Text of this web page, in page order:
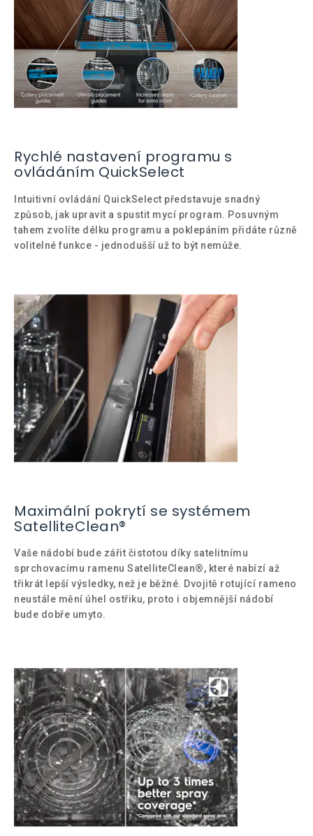
Rychlé nastavení programu s
ovládáním QuickSelect
Intuitivní ovládání QuickSelect představuje snadný
způsob, jak upravit a spustit mycí program. Posuvným
tahem zvolíte délku programu a poklepáním přidáte různě
volitelné funkce - jednodušší už to být nemůže.
Maximální pokrytí se systémem
SatelliteClean®
Vaše nádobí bude zářit čistotou díky satelitnímu
sprchovacímu ramenu SatelliteClean®, které nabízí až
třikrát lepší výsledky, než je běžné. Dvojitě rotující rameno
neustále mění úhel ostřiku, proto i objemnější nádobí
bude dobře umyto.